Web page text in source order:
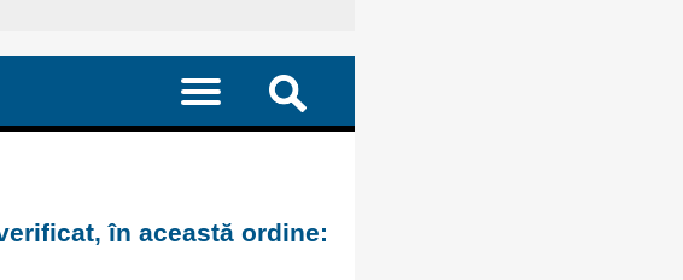
în această ordine: